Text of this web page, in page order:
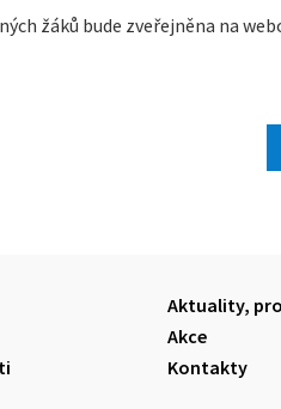
žáků bude zveřejněna na
Aktuality,
Akce
Kontakty